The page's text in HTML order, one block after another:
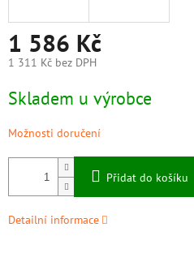
1 586 Kč
1 311 Kč bez DPH
cena:
Skladem u výrobce
Možnosti doručení
Přidat do košíku
Detailní informace